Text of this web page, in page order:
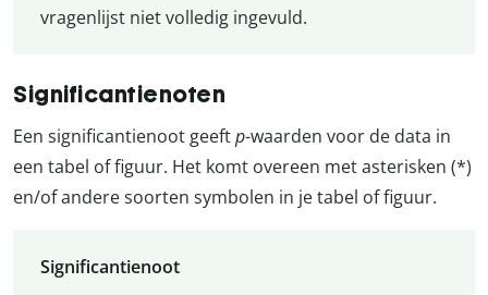
vragenlijst niet volledig ingevuld.
Significantienoten
Een significantienoot geeftp-waarden voor de data in
een tabel of figuur. Het komt overeen met asterisken (*)
en/of andere soorten symbolen in je tabel of figuur.
Significantienoot